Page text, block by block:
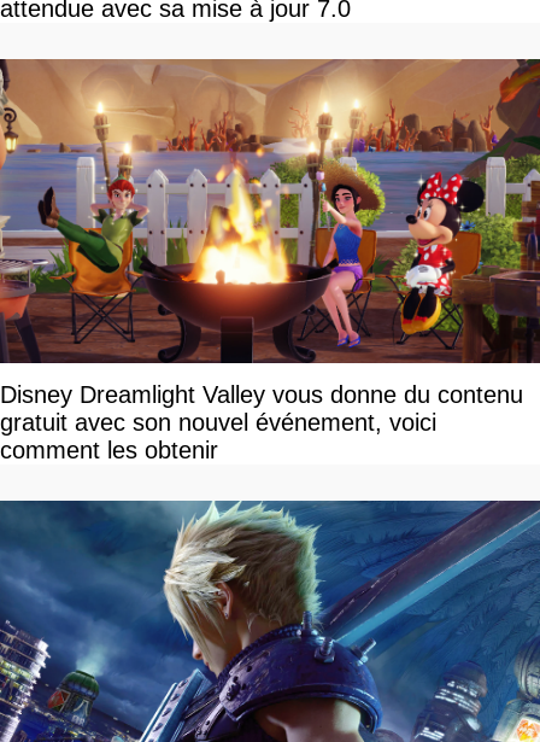
attendue avec sa mise à jour 7.0
Disney Dreamlight Valley vous donne du contenu
gratuit avec son nouvel événement, voici
comment les obtenir